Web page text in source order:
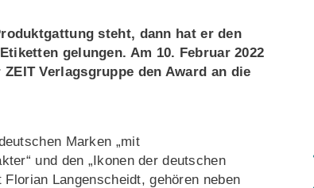
steht, dann hat er den
gelungen. Am 10. Februar 2022
Verlagsgruppe den Award an die
Marken „mit
und den „Ikonen der deutschen
Langenscheidt, gehören neben